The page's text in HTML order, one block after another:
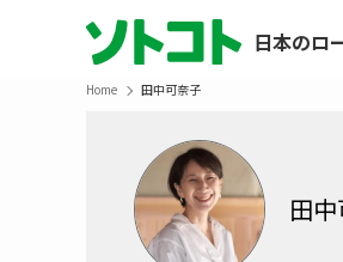
日本のロ
Home 田中可奈子
田